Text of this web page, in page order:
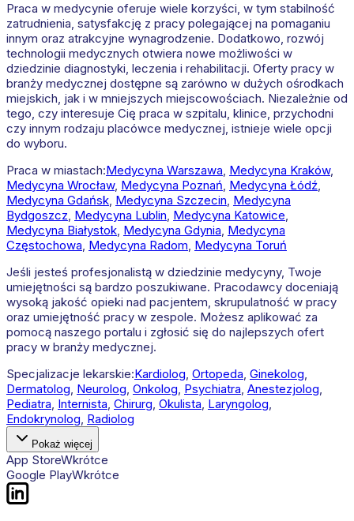
Praca w medycynie oferuje wiele korzyści, w tym stabilność
zatrudnienia, satysfakcję z pracy polegającej na pomaganiu
innym oraz atrakcyjne wynagrodzenie. Dodatkowo, rozwój
technologii medycznych otwiera nowe możliwości w
dziedzinie diagnostyki, leczenia i rehabilitacji. Oferty pracy w
branży medycznej dostępne są zarówno w dużych ośrodkach
miejskich, jak i w mniejszych miejscowościach. Niezależnie od
tego, czy interesuje Cię praca w szpitalu, klinice, przychodni
czy innym rodzaju placówce medycznej, istnieje wiele opcji
do wyboru.
Praca w miastach:Medycyna Warszawa, Medycyna Kraków,
Medycyna Wrocław, Medycyna Poznań, Medycyna Łódź,
Medycyna Gdańsk, Medycyna Szczecin, Medycyna
Bydgoszcz, Medycyna Lublin, Medycyna Katowice,
Medycyna Białystok, Medycyna Gdynia, Medycyna
Częstochowa, Medycyna Radom, Medycyna Toruń
Jeśli jesteś profesjonalistą w dziedzinie medycyny, Twoje
umiejętności są bardzo poszukiwane. Pracodawcy doceniają
wysoką jakość opieki nad pacjentem, skrupulatność w pracy
oraz umiejętność pracy w zespole. Możesz aplikować za
pomocą naszego portalu i zgłosić się do najlepszych ofert
pracy w branży medycznej.
Specjalizacje lekarskie:Kardiolog, Ortopeda, Ginekolog,
Dermatolog, Neurolog, Onkolog, Psychiatra, Anestezjolog,
Pediatra, Internista, Chirurg, Okulista, Laryngolog,
Endokrynolog, Radiolog
Pokaż więcej
App StoreWkrótce
Google PlayWkrótce